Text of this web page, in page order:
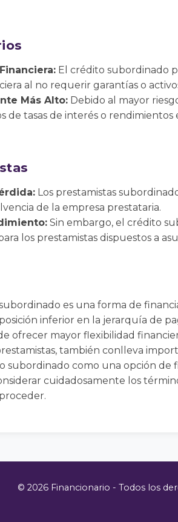
El crédito subordinado
al no requerir garantías o
Más Alto: Debido al mayor
de tasas de interés o
Los prestamistas
de la empresa prestataria.
Sin embargo, el crédito
los prestamistas dispuestos a
es una forma de
inferior en la jerarquía de
ofrecer mayor flexibilidad
también conlleva
subordinado como una opción de
cuidadosamente los
© 2026 Financionario - Todos los